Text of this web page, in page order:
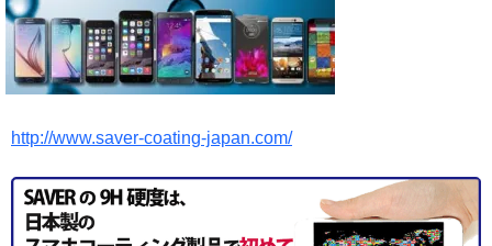
http://www.saver-coating-japan.com/